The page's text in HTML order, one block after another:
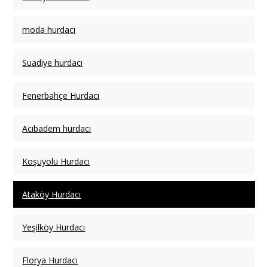
moda hurdacı
Suadiye hurdacı
Fenerbahçe Hurdacı
Acıbadem hurdacı
Koşuyolu Hurdacı
Ataköy Hurdacı
Yeşilköy Hurdacı
Florya Hurdacı